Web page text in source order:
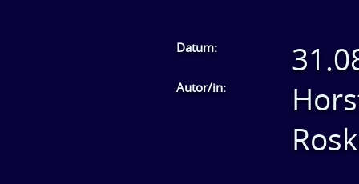
Datum:
Autor/in: